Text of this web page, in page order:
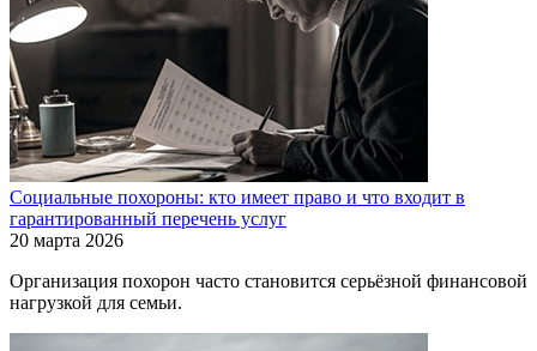
Социальные похороны: кто имеет право и что входит в
гарантированный перечень услуг
20 марта 2026
Организация похорон часто становится серьёзной финансовой
нагрузкой для семьи.